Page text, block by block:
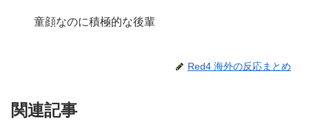
童顔なのに積極的な後輩
Red4 海外の反応まとめ
関連記事